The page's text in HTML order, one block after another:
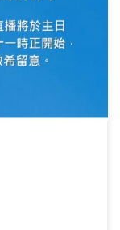
逆轉（2） 經